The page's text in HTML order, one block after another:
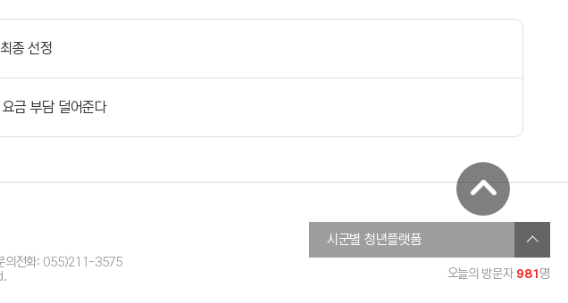
종 선정
금 부담 덜어준다
의전화: 055)211-3575
창원청년정보플랫폼
진주시청년온라인플랫폼
시군별 청년플랫폼
오늘의 방문자 981 명